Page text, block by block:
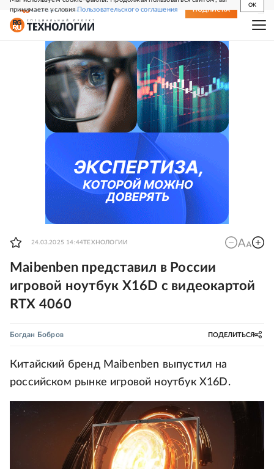
принимаете условияПользовательского соглашения
OK
СВЕЖИЙ НОМЕР ПОДПИСКА
24.03.2025 14:44ТЕХНОЛОГИИ
Maibenben представил в России
игровой ноутбук X16D с видеокартой
RTX 4060
Богдан Бобров ПОДЕЛИТЬСЯ
Китайский бренд Maibenben выпустил на
российском рынке игровой ноутбук X16D.